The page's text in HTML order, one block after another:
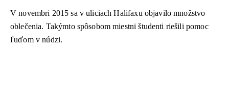
V novembri 2015 sa v uliciach Halifaxu objavilo množstvo
oblečenia. Takýmto spôsobom miestni študenti riešili pomoc
ľuďom v núdzi.